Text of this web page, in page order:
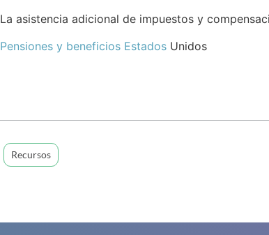
La asistencia adicional de impuestos y
Pensiones y beneficios EstadosUnidos
Recursos